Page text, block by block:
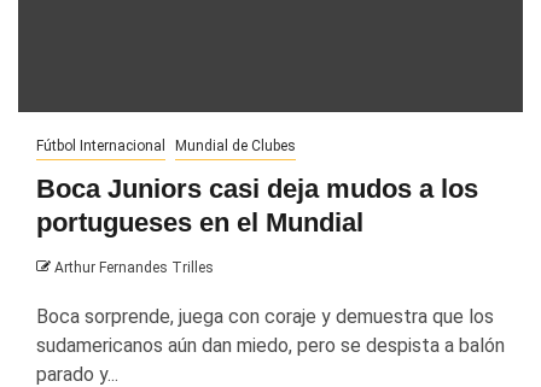
Fútbol Internacional Mundial de Clubes
Boca Juniors casi deja mudos a los
portugueses en el Mundial
Arthur Fernandes Trilles
Boca sorprende, juega con coraje y demuestra que los
sudamericanos aún dan miedo, pero se despista a balón
parado y...